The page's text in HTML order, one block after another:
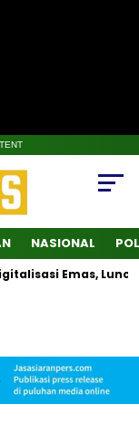
NASIONAL
Emas,